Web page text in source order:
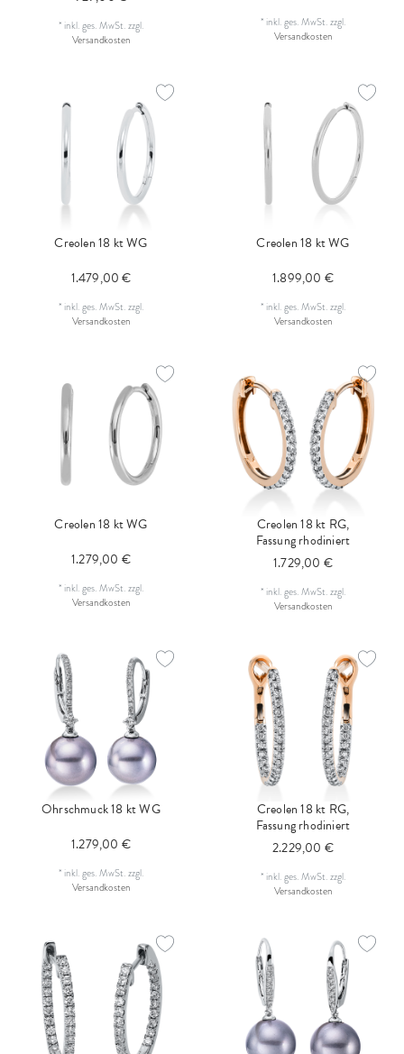
* inkl. ges. MwSt.zzgl.
Versandkosten
* inkl. ges. MwSt.zzgl.
Versandkosten
Creolen 18 kt WG
1.479,00 €
* inkl. ges. MwSt.zzgl.
Versandkosten
Creolen 18 kt WG
1.899,00 €
* inkl. ges. MwSt.zzgl.
Versandkosten
Creolen 18 kt WG
1.279,00 €
* inkl. ges. MwSt.zzgl.
Versandkosten
Creolen 18 kt RG,
Fassung rhodiniert
1.729,00 €
* inkl. ges. MwSt.zzgl.
Versandkosten
Ohrschmuck 18 kt WG
1.279,00 €
* inkl. ges. MwSt.zzgl.
Versandkosten
Creolen 18 kt RG,
Fassung rhodiniert
2.229,00 €
* inkl. ges. MwSt.zzgl.
Versandkosten